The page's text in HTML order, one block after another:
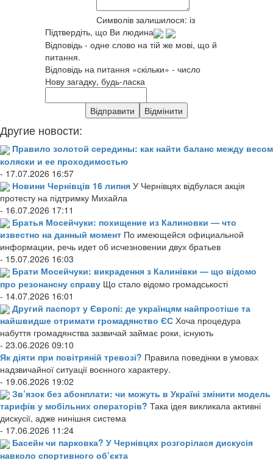
Символів залишилося: із
Підтвердіть, що Ви людина
Відповідь - одне слово на тій же мові, що й
питання.
Відповідь на питання «скільки» - число
Нову загадку, будь-ласка
Другие новости:
Правило золотой середины: как найти баланс между весом
коляски и ее проходимостью
- 17.07.2026 16:57
Новини Чернівців 16 липня У Чернівцях відбулася акція
протесту на підтримку Михайла
- 16.07.2026 17:11
Братья Мосейчуки: похищение из Калиновки — что
известно на данный момент По имеющейся официальной
информации, речь идет об исчезновении двух братьев
- 15.07.2026 16:03
Брати Мосейчуки: викрадення з Калинівки — що відомо
про резонансну справу Що стало відомо громадськості
- 14.07.2026 16:01
Другий паспорт у Європі: де українцям найпростіше та
найшвидше отримати громадянство ЄС Хоча процедура
набуття громадянства зазвичай займає роки, існують
- 23.06.2026 09:10
Як діяти при повітряній тревозі? Правила поведінки в умовах
надзвичайної ситуації воєнного характеру.
- 19.06.2026 19:02
Зв’язок без абонплати: чи можуть в Україні змінити модель
тарифів у мобільних операторів? Така ідея викликала активні
дискусії, адже нинішня система
- 17.06.2026 11:24
Басейн чи парковка? У Чернівцях розгорілася дискусія
навколо спортивного об’єкта